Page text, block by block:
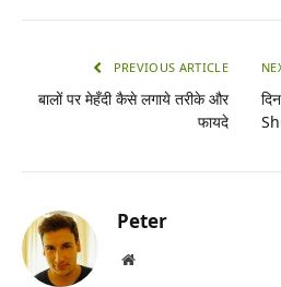
PREVIOUS ARTICLE
बालों पर मेहँदी कैसे लगाये तरीके और
फायदे
Peter
Website